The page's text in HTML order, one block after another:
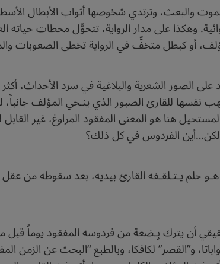
والبعث، وترتدي شخوصها أثواب الأبطال
على مدار الرواية، تتحوُّل محطات حياته
أو كبطل متخفٍّ في الرواية تخطى الصعوبات
على الصور الشعرية والبلاغية في سرد الأحداث،
تهب نفسها للقارئ الصبور الذي ينـحي المؤلف
هنا هو المعنى المفقود المراوغ، غير
الفردوس في كل ذلك؟
يـتـلقـفه القارئ بيديه، بعد سقوطه من عقل
أن يترك بِـضعة من فردوسه المفقود يوماً قبل
و”القصر” لكافكا، وبالطبع “البحث عن الزمن